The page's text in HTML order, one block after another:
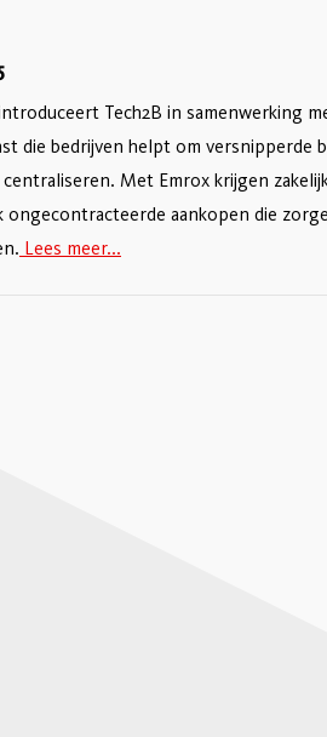
Tech2B in samenwerking
die bedrijven helpt om versnipperde
Met Emrox krijgen
ongecontracteerde aankopen die
Lees meer...